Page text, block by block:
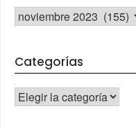
Archivos
Categorías
CATEGORÍAS